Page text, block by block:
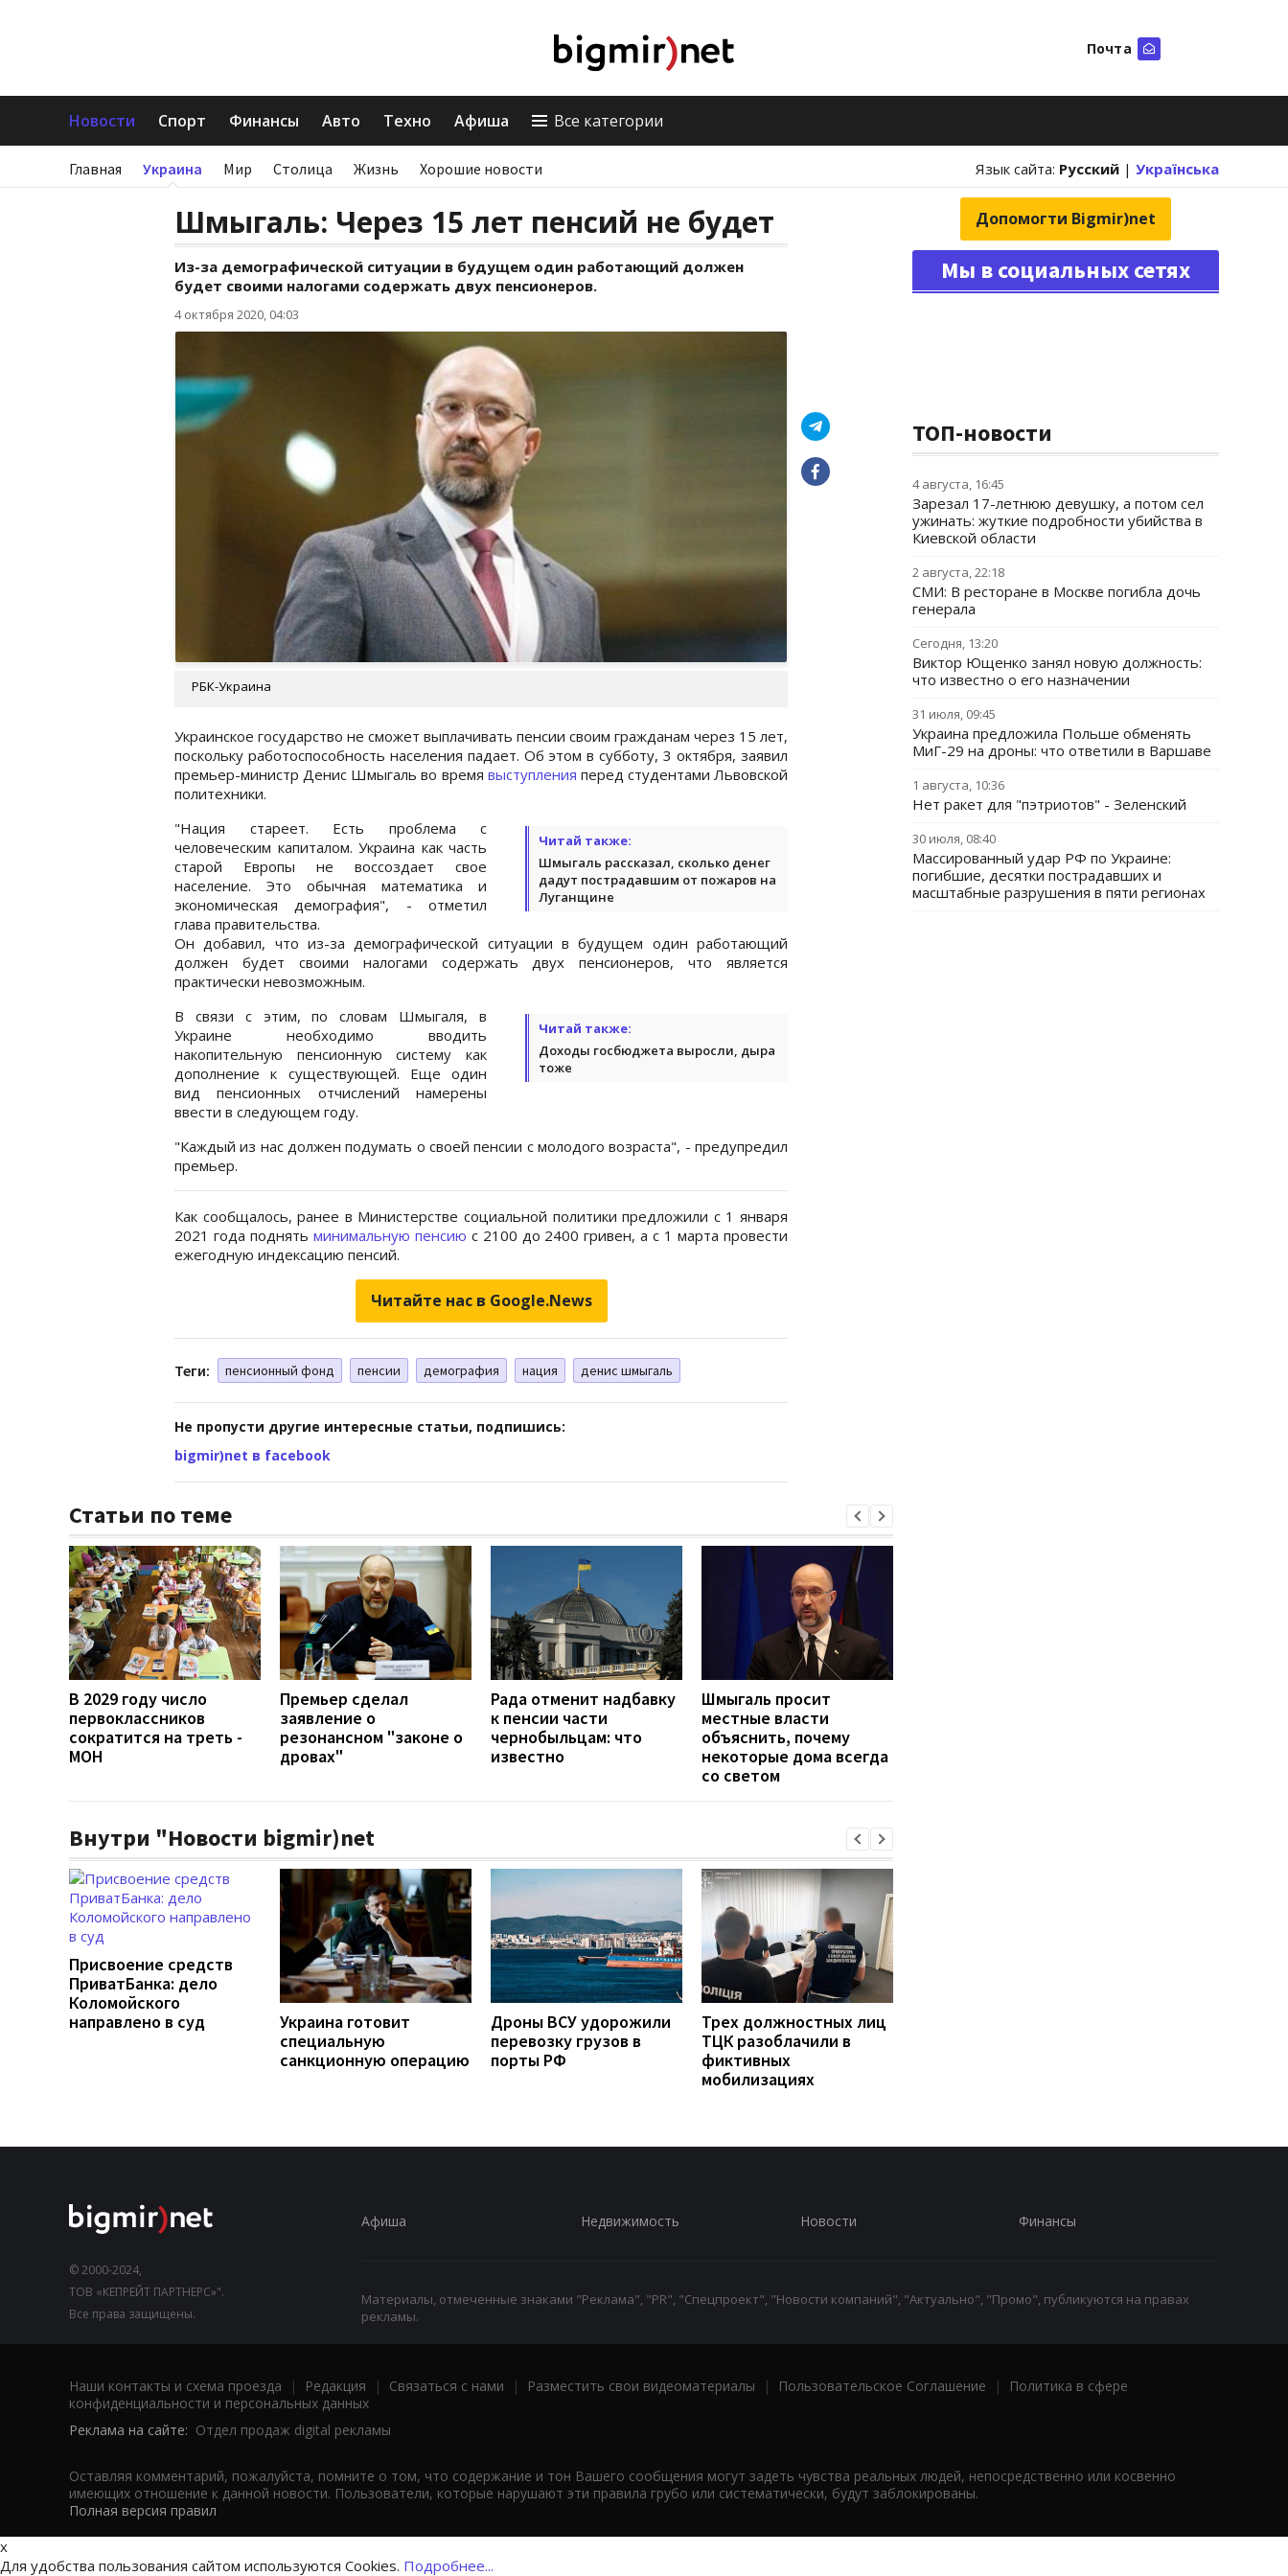
Почта
Новости Спорт Финансы Авто Техно Афиша Все категории
Главная Украина Мир Столица Жизнь Хорошие новости Язык сайта: Русский | Українська
Шмыгаль: Через 15 лет пенсий не будет
Из-за демографической ситуации в будущем один работающий должен
будет своими налогами содержать двух пенсионеров.
4 октября 2020, 04:03
РБК-Украина
Украинское государство не сможет выплачивать пенсии своим гражданам через 15 лет,
поскольку работоспособность населения падает. Об этом в субботу, 3 октября, заявил
премьер-министр Денис Шмыгаль во время выступления перед студентами Львовской
политехники.
Читай также:
Шмыгаль рассказал, сколько денег
дадут пострадавшим от пожаров на
Луганщине
"Нация стареет. Есть проблема с
человеческим капиталом. Украина как часть
старой Европы не воссоздает свое
население. Это обычная математика и
экономическая демография", - отметил
глава правительства.
Он добавил, что из-за демографической ситуации в будущем один работающий
должен будет своими налогами содержать двух пенсионеров, что является
практически невозможным.
Читай также:
Доходы госбюджета выросли, дыра
тоже
В связи с этим, по словам Шмыгаля, в
Украине необходимо вводить
накопительную пенсионную систему как
дополнение к существующей. Еще один
вид пенсионных отчислений намерены
ввести в следующем году.
"Каждый из нас должен подумать о своей пенсии с молодого возраста", - предупредил
премьер.
Как сообщалось, ранее в Министерстве социальной политики предложили с 1 января
2021 года поднять минимальную пенсию с 2100 до 2400 гривен, а с 1 марта провести
ежегодную индексацию пенсий.
Читайте нас в Google.News
Теги: пенсионный фонд пенсии демография нация денис шмыгаль
Не пропусти другие интересные статьи, подпишись:
bigmir)net в facebook
Статьи по теме
В 2029 году число
первоклассников
сократится на треть -
МОН
Премьер сделал
заявление о
резонансном "законе о
дровах"
Рада отменит надбавку
к пенсии части
чернобыльцам: что
известно
Шмыгаль просит
местные власти
объяснить, почему
некоторые дома всегда
со светом
Внутри "Новости bigmir)net
Присвоение средств
ПриватБанка: дело
Коломойского
направлено в суд
Украина готовит
специальную
санкционную операцию
Дроны ВСУ удорожили
перевозку грузов в
порты РФ
Трех должностных лиц
ТЦК разоблачили в
фиктивных
мобилизациях
Допомогти Bigmir)net
Мы в социальных сетях
ТОП-новости
4 августа, 16:45
Зарезал 17-летнюю девушку, а потом сел
ужинать: жуткие подробности убийства в
Киевской области
2 августа, 22:18
СМИ: В ресторане в Москве погибла дочь
генерала
Сегодня, 13:20
Виктор Ющенко занял новую должность:
что известно о его назначении
31 июля, 09:45
Украина предложила Польше обменять
МиГ-29 на дроны: что ответили в Варшаве
1 августа, 10:36
Нет ракет для "пэтриотов" - Зеленский
30 июля, 08:40
Массированный удар РФ по Украине:
погибшие, десятки пострадавших и
масштабные разрушения в пяти регионах
© 2000-2024,
ТОВ «КЕПРЕЙТ ПАРТНЕРС»".
Все права защищены.
Афиша Недвижимость Новости Финансы
Материалы, отмеченные знаками "Реклама", "PR", "Спецпроект", "Новости компаний", "Актуально", "Промо", публикуются на правах
рекламы.
Наши контакты и схема проезда | Редакция | Связаться с нами | Разместить свои видеоматериалы | Пользовательское Соглашение |
Политика в сфере
конфиденциальности и персональных данных
Реклама на сайте: Отдел продаж digital рекламы
Оставляя комментарий, пожалуйста, помните о том, что содержание и тон Вашего сообщения могут задеть чувства реальных людей, непосредственно или косвенно
имеющих отношение к данной новости. Пользователи, которые нарушают эти правила грубо или систематически, будут заблокированы.
Полная версия правил
x
Для удобства пользования сайтом используются Cookies. Подробнее...